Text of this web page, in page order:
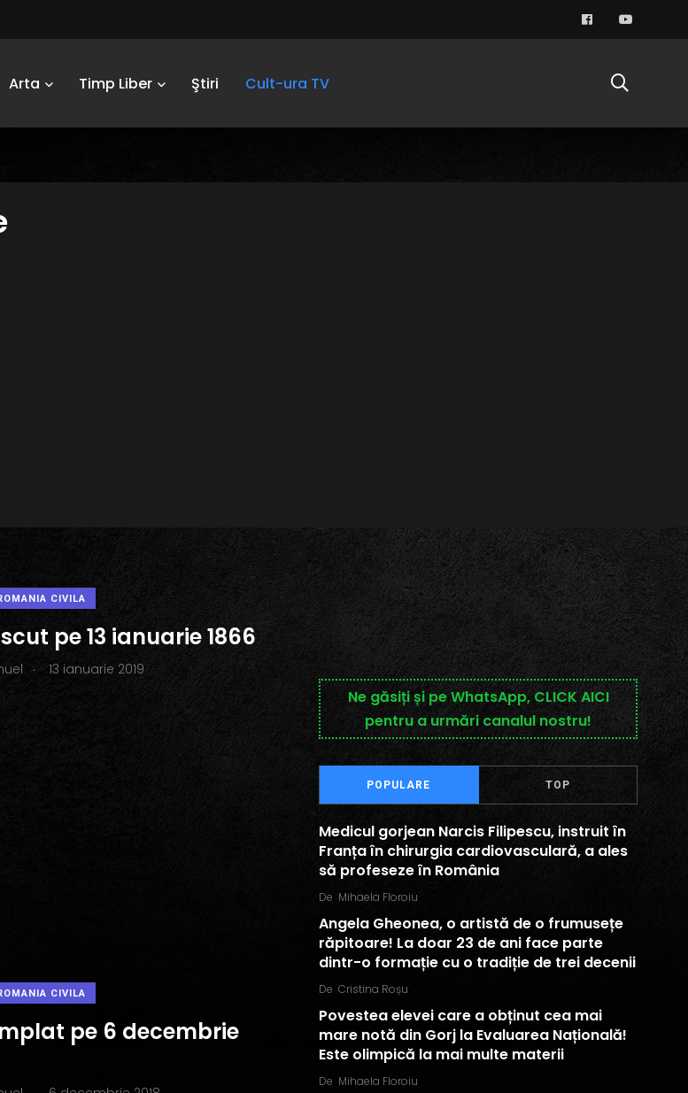
Arta Timp Liber Ştiri Cult-ura TV
CIVILA
pe 13 ianuarie 1866
. 13 ianuarie 2019
CIVILA
pe 6 decembrie
Ne găsiți și pe WhatsApp, CLICK AICI
pentru a urmări canalul nostru!
POPULARE TOP
Medicul gorjean Narcis Filipescu, instruit în
Franța în chirurgia cardiovasculară, a ales
să profeseze în România
De Mihaela Floroiu
Angela Gheonea, o artistă de o frumusețe
răpitoare! La doar 23 de ani face parte
dintr-o formație cu o tradiție de trei decenii
De Cristina Roșu
Povestea elevei care a obținut cea mai
mare notă din Gorj la Evaluarea Națională!
Este olimpică la mai multe materii
De Mihaela Floroiu